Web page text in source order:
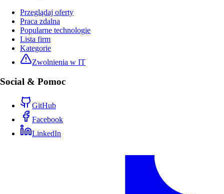
Przeglądaj oferty
Praca zdalna
Popularne technologie
Lista firm
Kategorie
Zwolnienia w IT
Social & Pomoc
GitHub
Facebook
LinkedIn